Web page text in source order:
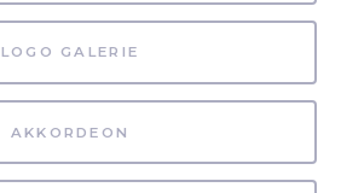
LOGO GALERIE
AKKORDEON